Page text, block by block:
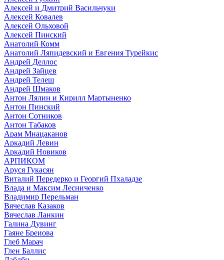
Алексей и Дмитрий Васильчуки
Алексей Ковалев
Алексей Ольховой
Алексей Пинский
Анатолий Комм
Анатолий Ляпидевский и Евгения Турейкис
Андрей Деллос
Андрей Зайцев
Андрей Телеш
Андрей Шмаков
Антон Лялин и Кирилл Мартыненко
Антон Пинский
Антон Сотников
Антон Табаков
Арам Мнацаканов
Аркадий Левин
Аркадий Новиков
АРПИКОМ
Аруся Гукасян
Виталий Передерко и Георгий Пхаладзе
Влада и Максим Лесниченко
Владимир Перельман
Вячеслав Казаков
Вячеслав Ланкин
Галина Дувинг
Гаяне Бреиова
Глеб Марач
Глен Баллис